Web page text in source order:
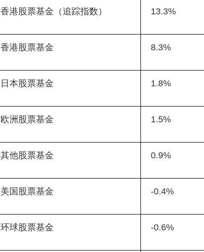
香港股票基金（追踪指数） 13.3%
香港股票基金 8.3%
日本股票基金 1.8%
欧洲股票基金 1.5%
其他股票基金 0.9%
美国股票基金 -0.4%
环球股票基金 -0.6%